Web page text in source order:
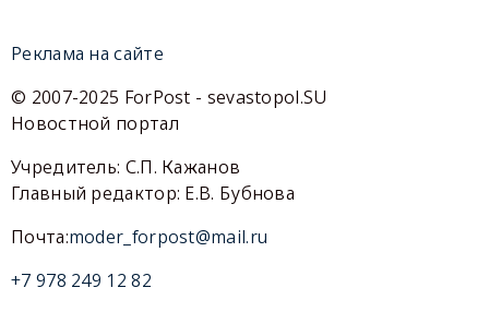
Реклама на сайте
© 2007-2025 ForPost - sevastopol.SU
Новостной портал
Учредитель: С.П. Кажанов
Главный редактор: Е.В. Бубнова
Почта:moder_forpost@mail.ru
+7 978 249 12 82